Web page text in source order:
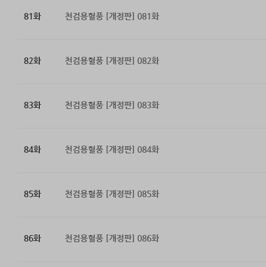
81화 천검용혈풍 [개정판] 081화
82화 천검용혈풍 [개정판] 082화
83화 천검용혈풍 [개정판] 083화
84화 천검용혈풍 [개정판] 084화
85화 천검용혈풍 [개정판] 085화
86화 천검용혈풍 [개정판] 086화